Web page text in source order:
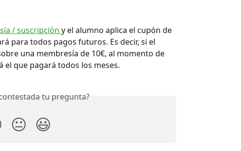
/ suscripción y el alumno aplica el cupón de
para todos pagos futuros. Es decir, si el
una membresía de 10€, al momento de
el que pagará todos los meses.
tu pregunta?
😐 😃